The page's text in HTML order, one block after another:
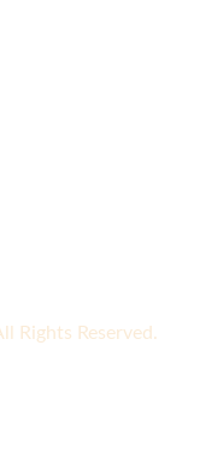
Rights Reserved.